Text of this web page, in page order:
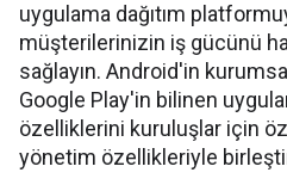
uygulama dağıtım
müşterilerinizin iş gücünü
sağlayın. Android'in
Google Play'in bilinen
özelliklerini kuruluşlar için
yönetim özellikleriyle